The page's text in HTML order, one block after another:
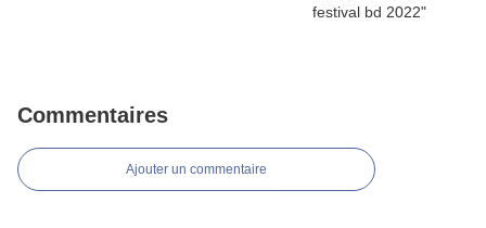
Commentaires
Ajouter un commentaire